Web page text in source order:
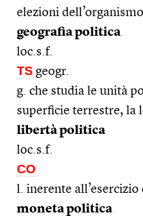
elezioni
geografia politica
loc.s.f.
TS geogr.
g. che studia le unità
superficie terrestre, la
libertà politica
loc.s.f.
CO
l. inerente
moneta politica